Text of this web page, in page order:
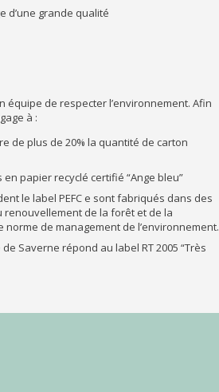
d’une grande qualité
équipe de respecter l’environnement. Afin
à :
de plus de 20% la quantité de carton
papier recyclé certifié “Ange bleu”
le label PEFC e sont fabriqués dans des
renouvellement de la forêt et de la
de management de l’environnement.
Saverne répond au label RT 2005 “Très